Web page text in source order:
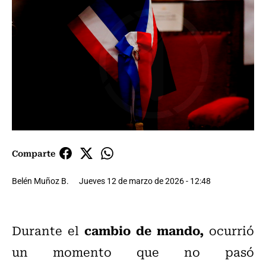
Comparte
Belén Muñoz B. Jueves 12 de marzo de 2026 - 12:48
Durante el cambio de mando, ocurrió
un momento que no pasó